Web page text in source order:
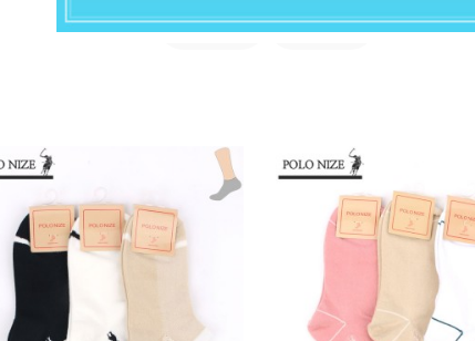
실속형 고급형